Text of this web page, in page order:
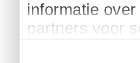
informatie
partners voor